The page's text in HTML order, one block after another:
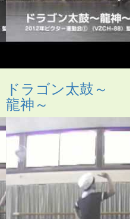
ドラゴン太鼓～
龍神～